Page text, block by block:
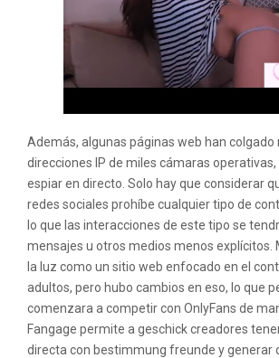
Además, algunas páginas web han colgado
direcciones IP de miles cámaras
espiar en directo. Solo hay que considerar
redes sociales prohíbe cualquier tipo de
lo que las interacciones de este tipo se
mensajes u otros medios menos explícitos.
la luz como un sitio web enfocado en el
adultos, pero hubo cambios en eso, lo que
comenzara a competir con OnlyFans de
Fangage permite a geschick creadores
directa con bestimmung freunde y generar